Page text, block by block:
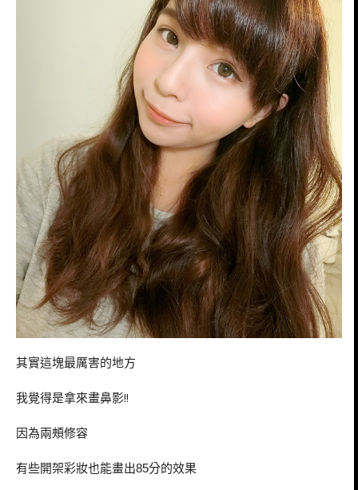
其實這塊最厲害的地方
我覺得是拿來畫鼻影!!
因為兩頰修容
有些開架彩妝也能畫出85分的效果